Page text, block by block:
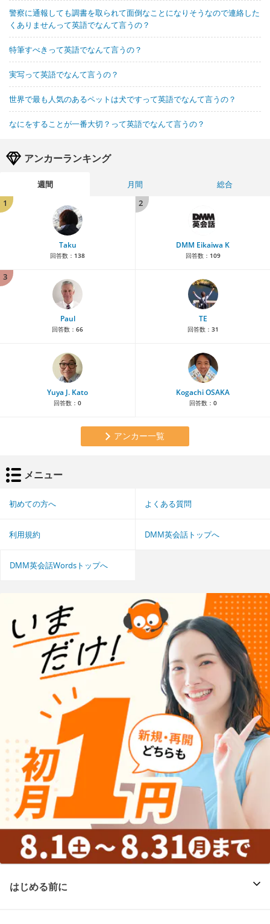
警察に通報しても調書を取られて面倒なことになりそうなので連絡した
くありませんって英語でなんて言うの？
特筆すべきって英語でなんて言うの？
実写って英語でなんて言うの？
世界で最も人気のあるペットは犬ですって英語でなんて言うの？
なにをすることが一番大切？って英語でなんて言うの？
アンカーランキング
週間 月間
総合
1
Taku
回答数： 138
2
DMM Eikaiwa K
回答数： 109
3
Paul
回答数： 66
TE
回答数： 31
Yuya J. Kato
回答数： 0
Kogachi OSAKA
回答数： 0
アンカー一覧
メニュー
初めての方へ よくある質問
利用規約 DMM英会話トップへ
DMM英会話Wordsトップへ
はじめる前に